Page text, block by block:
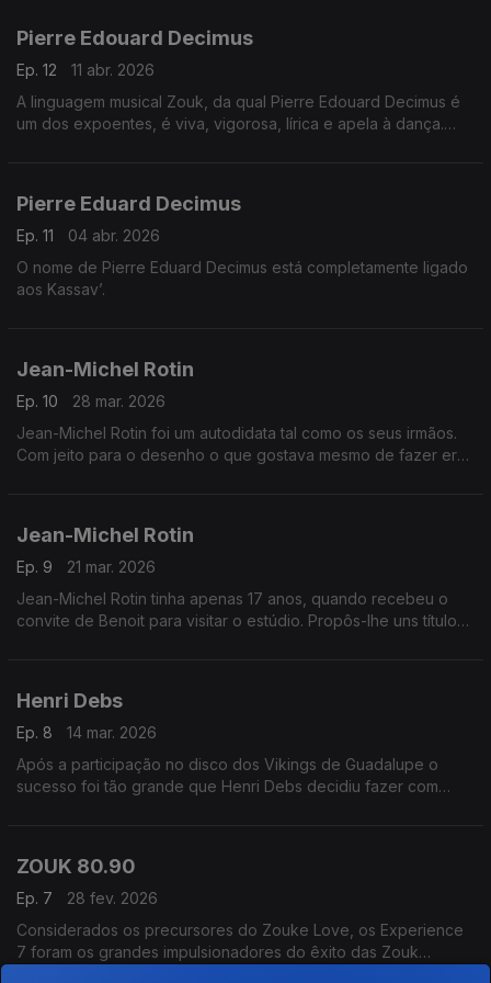
Pierre Edouard Decimus
Ep. 12
11 abr. 2026
A linguagem musical Zouk, da qual Pierre Edouard Decimus é
um dos expoentes, é viva, vigorosa, lírica e apela à dança.
Pierre Eduard Decimus
Ep. 11
04 abr. 2026
O nome de Pierre Eduard Decimus está completamente ligado
aos Kassav’.
Jean-Michel Rotin
Ep. 10
28 mar. 2026
Jean-Michel Rotin foi um autodidata tal como os seus irmãos.
Com jeito para o desenho o que gostava mesmo de fazer era
Jean-Michel Rotin
Ep. 9
21 mar. 2026
Jean-Michel Rotin tinha apenas 17 anos, quando recebeu o
convite de Benoit para visitar o estúdio. Propôs-lhe uns títulos,
Henri Debs
Ep. 8
14 mar. 2026
Após a participação no disco dos Vikings de Guadalupe o
sucesso foi tão grande que Henri Debs decidiu fazer com
ZOUK 80.90
Ep. 7
28 fev. 2026
Considerados os precursores do Zouke Love, os Experience
7 foram os grandes impulsionadores do êxito das Zouk